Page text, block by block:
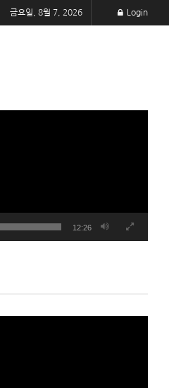
금요일, 8월 7, 2026 Login
12:26